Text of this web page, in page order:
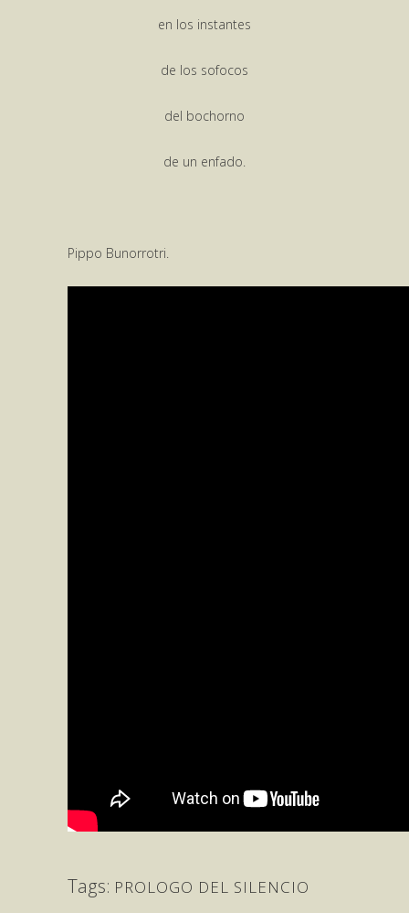
en los instantes
de los sofocos
del bochorno
de un enfado.
Pippo Bunorrotri.
Tags: PROLOGO DEL SILENCIO